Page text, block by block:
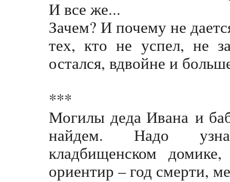
И все же...
Зачем? И почему не
тех, кто не успел, не
остался, вдвойне и
***
Могилы деда Ивана и
найдем. Надо
кладбищенском
ориентир – год смерти,